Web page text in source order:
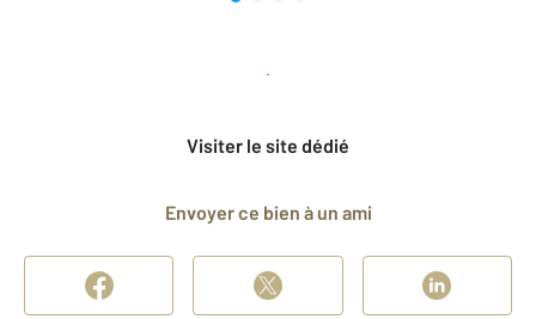
Visiter le site dédié
Envoyer ce bien à un ami